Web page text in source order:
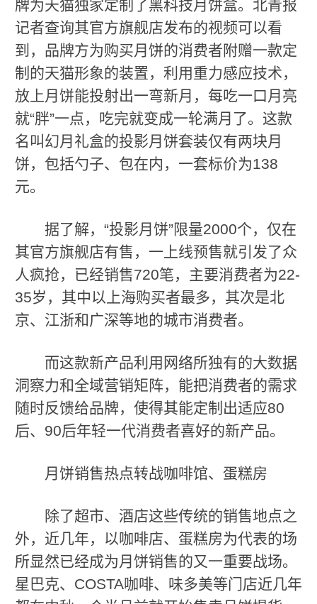
牌为天猫独家定制了黑科技月饼盒。北青报
记者查询其官方旗舰店发布的视频可以看
到，品牌方为购买月饼的消费者附赠一款定
制的天猫形象的装置，利用重力感应技术，
放上月饼能投射出一弯新月，每吃一口月亮
就“胖”一点，吃完就变成一轮满月了。这款
名叫幻月礼盒的投影月饼套装仅有两块月
饼，包括勺子、包在内，一套标价为138
元。
据了解，“投影月饼”限量2000个，仅在
其官方旗舰店有售，一上线预售就引发了众
人疯抢，已经销售720笔，主要消费者为22-
35岁，其中以上海购买者最多，其次是北
京、江浙和广深等地的城市消费者。
而这款新产品利用网络所独有的大数据
洞察力和全域营销矩阵，能把消费者的需求
随时反馈给品牌，使得其能定制出适应80
后、90后年轻一代消费者喜好的新产品。
月饼销售热点转战咖啡馆、蛋糕房
除了超市、酒店这些传统的销售地点之
外，近几年，以咖啡店、蛋糕房为代表的场
所显然已经成为月饼销售的又一重要战场。
星巴克、COSTA咖啡、味多美等门店近几年